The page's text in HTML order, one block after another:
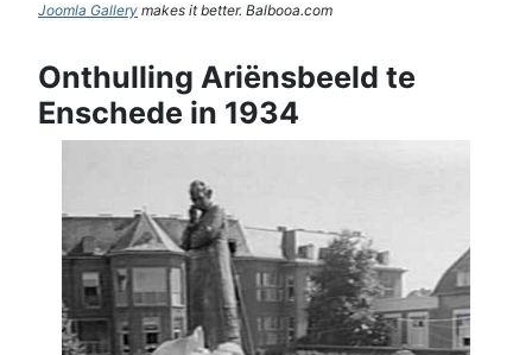
Joomla Gallery makes it better. Balbooa.com
Onthulling Ariënsbeeld te
Enschede in 1934